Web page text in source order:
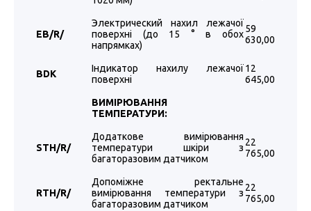
EB/R/
Электрический нахил лежачої
поверхні (до 15 ° в обох
напрямках)
59
630,00
BDK
Індикатор нахилу лежачої
поверхні
12
645,00
ВИМІРЮВАННЯ
ТЕМПЕРАТУРИ:
STH/R/
Додаткове вимірювання
температури шкіри з
багаторазовим датчиком
22
765,00
RTH/R/
Допоміжне ректальне
вимірювання температури з
багаторазовим датчиком
22
765,00